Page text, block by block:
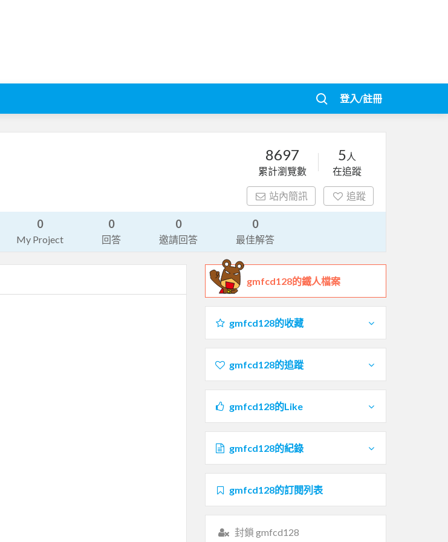
登入/註冊
8697
累計瀏覽數
5 人
在追蹤
站內簡訊 追蹤
0
My Project
0
回答
0
邀請回答
0
最佳解答
gmfcd128的鐵人檔案
gmfcd128的收藏
gmfcd128的追蹤
gmfcd128的Like
gmfcd128的紀錄
gmfcd128的訂閱列表
封鎖 gmfcd128